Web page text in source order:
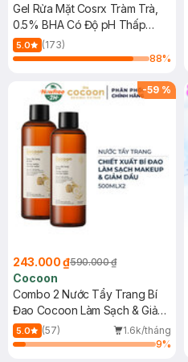
Gel Rửa Mặt Cosrx Tràm Trà,
0.5% BHA Có Độ pH Thấp
150ml
5.0
(173)
88%
-59 %
243.000 ₫590.000 ₫
Cocoon
Combo 2 Nước Tẩy Trang Bí
Đao Cocoon Làm Sạch & Giảm
Dầu 500ml
5.0 (57)
1.6k/tháng
9%